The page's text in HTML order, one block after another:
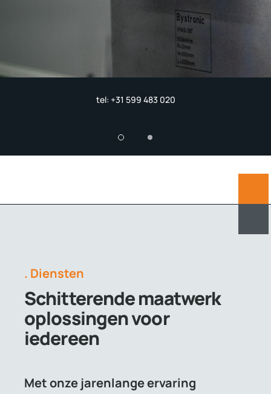
tel: +31 599 483 020
. Diensten
Schitterende maatwerk
oplossingen voor
iedereen
Met onze jarenlange ervaring